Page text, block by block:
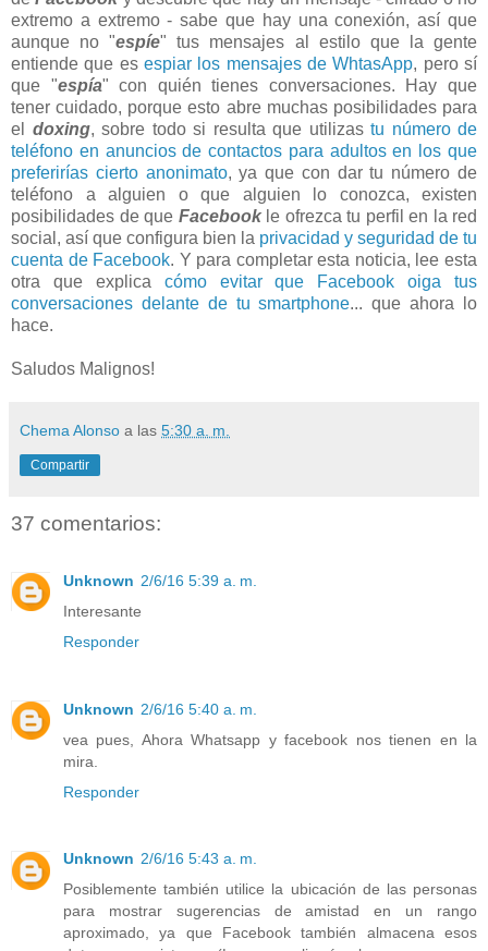
extremo a extremo - sabe que hay una conexión, así que
aunque no "espíe" tus mensajes al estilo que la gente
entiende que es espiar los mensajes de WhtasApp, pero sí
que "espía" con quién tienes conversaciones. Hay que
tener cuidado, porque esto abre muchas posibilidades para
el doxing, sobre todo si resulta que utilizas tu número de
teléfono en anuncios de contactos para adultos en los que
preferirías cierto anonimato, ya que con dar tu número de
teléfono a alguien o que alguien lo conozca, existen
posibilidades de que Facebookle ofrezca tu perfil en la red
social, así que configura bien la privacidad y seguridad de tu
cuenta de Facebook. Y para completar esta noticia, lee esta
otra que explica cómo evitar que Facebook oiga tus
conversaciones delante de tu smartphone... que ahora lo
hace.
Saludos Malignos!
Chema Alonso a las 5:30 a. m.
Compartir
37 comentarios:
Unknown 2/6/16 5:39 a. m.
Interesante
Responder
Unknown 2/6/16 5:40 a. m.
vea pues, Ahora Whatsapp y facebook nos tienen en la
mira.
Responder
Unknown 2/6/16 5:43 a. m.
Posiblemente también utilice la ubicación de las personas
para mostrar sugerencias de amistad en un rango
aproximado, ya que Facebook también almacena esos